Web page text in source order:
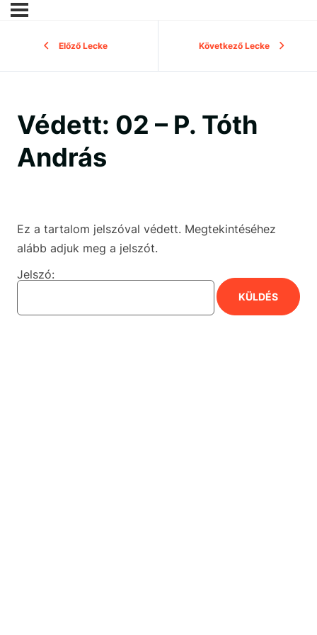
Előző Lecke Következő Lecke
Védett: 02 – P. Tóth
András
Ez a tartalom jelszóval védett. Megtekintéséhez
alább adjuk meg a jelszót.
Jelszó: